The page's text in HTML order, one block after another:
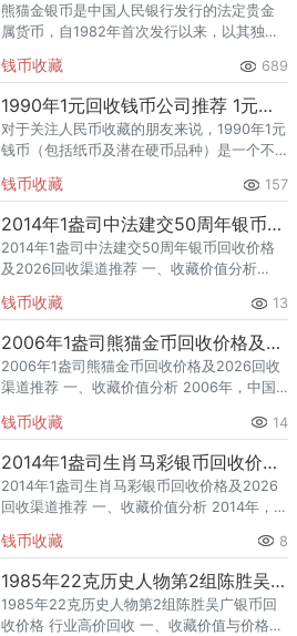
熊猫金银币是中国人民银行发行的法定贵金
属货币，自1982年首次发行以来，以其独特
投资价值，成为全球收藏家和投资者青睐的
品种。熊猫金银币回收价格
钱币收藏 689
1990年1元回收钱币公司推荐 1元钱币哪里回收
对于关注人民币收藏的朋友来说，1990年1元
钱币（包括纸币及潜在硬币品种）是一个不
面值的重要版别，它发行于90年代初期，流
通消耗量大，存世量
钱币收藏 157
2014年1盎司中法建交50周年银币回收价格及2026回收渠道推荐
2014年1盎司中法建交50周年银币回收价格
及2026回收渠道推荐 一、收藏价值分析
50周年银币，隶属外交纪念题材。该品种为
银币、规格
钱币收藏 13
2006年1盎司熊猫金币回收价格及2026回收渠道推荐
2006年1盎司熊猫金币回收价格及2026回收
渠道推荐 一、收藏价值分析 2006年，中国
资纪念题材。该品种为金币、规格 1盎司，题
材凝练了
钱币收藏 14
2014年1盎司生肖马彩银币回收价格及2026回收渠道推荐
2014年1盎司生肖马彩银币回收价格及2026
回收渠道推荐 一、收藏价值分析 2014年，中
生肖贺岁题材。该品种为银币、规格 1盎司，
钱币收藏 8
1985年22克历史人物第2组陈胜吴广银币回收价格 行业高价回收
1985年22克历史人物第2组陈胜吴广银币回
收价格 行业高价回收 一、收藏价值与价格分